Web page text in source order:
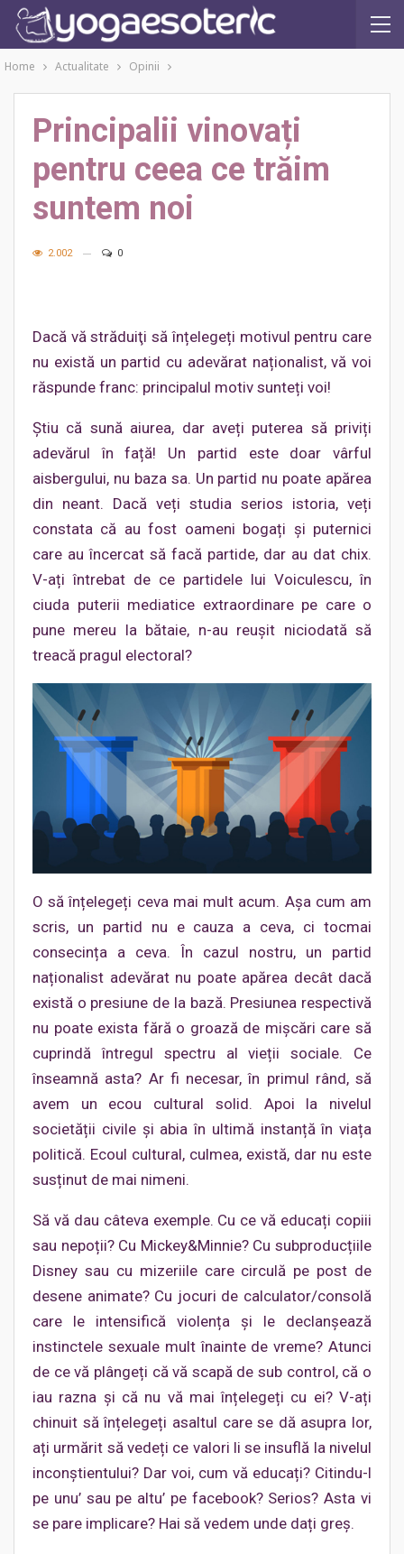
Home Actualitate Opinii
Principalii vinovați
pentru ceea ce trăim
suntem noi
2.002 0
Dacă vă străduiţi să înțelegeți motivul pentru care
nu există un partid cu adevărat naționalist, vă voi
răspunde franc: principalul motiv sunteți voi!
Știu că sună aiurea, dar aveți puterea să priviți
adevărul în față! Un partid este doar vârful
aisbergului, nu baza sa. Un partid nu poate apărea
din neant. Dacă veți studia serios istoria, veți
constata că au fost oameni bogați și puternici
care au încercat să facă partide, dar au dat chix.
V-ați întrebat de ce partidele lui Voiculescu, în
ciuda puterii mediatice extraordinare pe care o
pune mereu la bătaie, n-au reușit niciodată să
treacă pragul electoral?
O să înțelegeți ceva mai mult acum. Așa cum am
scris, un partid nu e cauza a ceva, ci tocmai
consecința a ceva. În cazul nostru, un partid
naționalist adevărat nu poate apărea decât dacă
există o presiune de la bază. Presiunea respectivă
nu poate exista fără o groază de mișcări care să
cuprindă întregul spectru al vieții sociale. Ce
înseamnă asta? Ar fi necesar, în primul rând, să
avem un ecou cultural solid. Apoi la nivelul
societății civile și abia în ultimă instanță în viața
politică. Ecoul cultural, culmea, există, dar nu este
susținut de mai nimeni.
Să vă dau câteva exemple. Cu ce vă educați copiii
sau nepoții? Cu Mickey&Minnie? Cu subproducțiile
Disney sau cu mizeriile care circulă pe post de
desene animate? Cu jocuri de calculator/consolă
care le intensifică violența și le declanșează
instinctele sexuale mult înainte de vreme? Atunci
de ce vă plângeți că vă scapă de sub control, că o
iau razna și că nu vă mai înțelegeți cu ei? V-ați
chinuit să înțelegeți asaltul care se dă asupra lor,
ați urmărit să vedeți ce valori li se insuflă la nivelul
inconștientului? Dar voi, cum vă educați? Citindu-l
pe unu’ sau pe altu’ pe facebook? Serios? Asta vi
se pare implicare? Hai să vedem unde dați greș.